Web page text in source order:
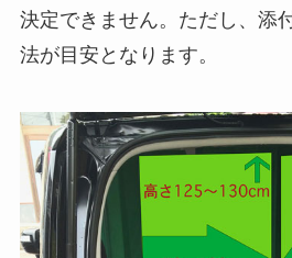
決定できません。ただし、添
法が目安となります。